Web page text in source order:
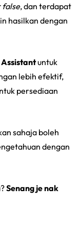
false, dan terdapat
hasilkan dengan
untuk
lebih efektif,
persediaan
sahaja boleh
dengan
Senang je nak